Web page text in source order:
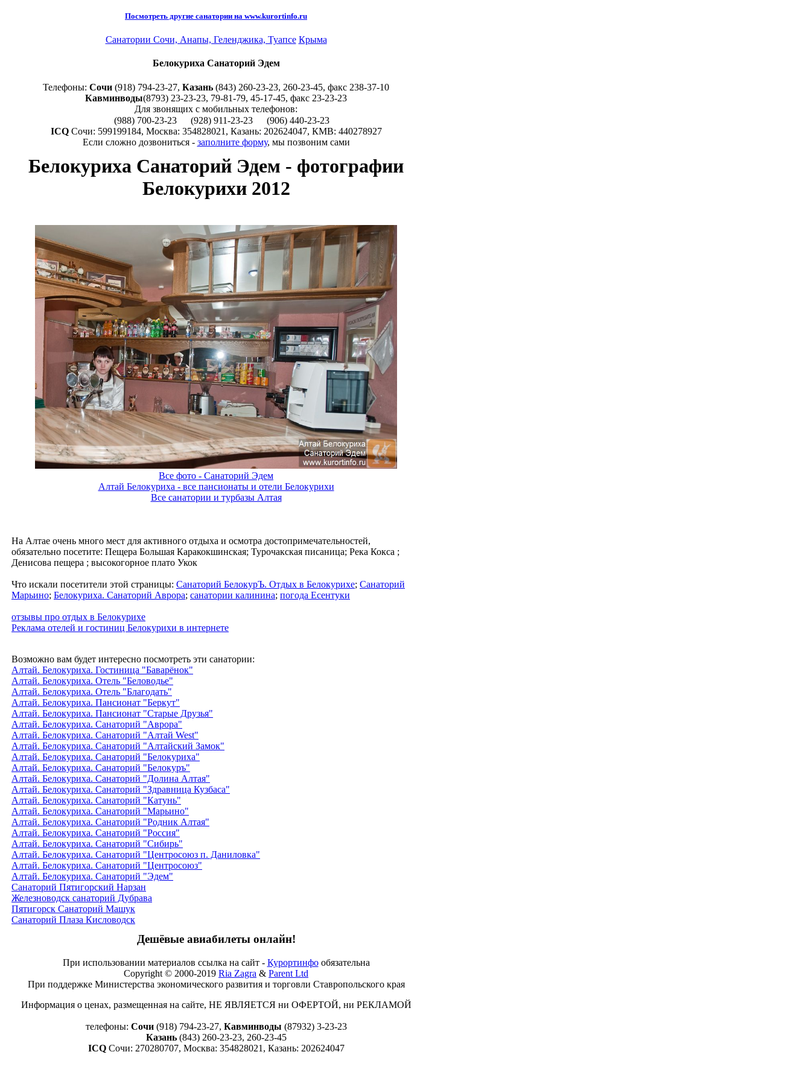
Посмотреть другие санатории на www.kurortinfo.ru
Санатории Сочи, Анапы, Геленджика, Туапсе Крыма
Белокуриха Санаторий Эдем
Телефоны: Сочи (918) 794-23-27, Казань (843) 260-23-23, 260-23-45, факс 238-37-10
Кавминводы(8793) 23-23-23, 79-81-79, 45-17-45, факс 23-23-23
Для звонящих с мобильных телефонов:
(988) 700-23-23
(928) 911-23-23
(906) 440-23-23
ICQСочи: 599199184, Москва: 354828021, Казань: 202624047, КМВ: 440278927
Если сложно дозвониться - заполните форму, мы позвоним сами
Белокуриха Санаторий Эдем - фотографии
Белокурихи 2012
Все фото - Санаторий Эдем
Алтай Белокуриха - все пансионаты и отели Белокурихи
Все санатории и турбазы Алтая
На Алтае очень много мест для активного отдыха и осмотра достопримечательностей,
обязательно посетите: Пещера Большая Каракокшинская; Турочакская писаница; Река Кокса ;
Денисова пещера ; высокогорное плато Укок
Что искали посетители этой страницы: Санаторий БелокурЪ. Отдых в Белокурихе; Санаторий
Марьино; Белокуриха. Санаторий Аврора; санатории калинина; погода Есентуки
отзывы про отдых в Белокурихе
Реклама отелей и гостиниц Белокурихи в интернете
Возможно вам будет интересно посмотреть эти санатории:
Алтай. Белокуриха. Гостиница "Баварёнок"
Алтай. Белокуриха. Отель "Беловодье"
Алтай. Белокуриха. Отель "Благодать"
Алтай. Белокуриха. Пансионат "Беркут"
Алтай. Белокуриха. Пансионат "Старые Друзья"
Алтай. Белокуриха. Санаторий "Аврора"
Алтай. Белокуриха. Санаторий "Алтай West"
Алтай. Белокуриха. Санаторий "Алтайский Замок"
Алтай. Белокуриха. Санаторий "Белокуриха"
Алтай. Белокуриха. Санаторий "Белокуръ"
Алтай. Белокуриха. Санаторий "Долина Алтая"
Алтай. Белокуриха. Санаторий "Здравница Кузбаса"
Алтай. Белокуриха. Санаторий "Катунь"
Алтай. Белокуриха. Санаторий "Марьино"
Алтай. Белокуриха. Санаторий "Родник Алтая"
Алтай. Белокуриха. Санаторий "Россия"
Алтай. Белокуриха. Санаторий "Сибирь"
Алтай. Белокуриха. Санаторий "Центросоюз п. Даниловка"
Алтай. Белокуриха. Санаторий "Центросоюз"
Алтай. Белокуриха. Санаторий "Эдем"
Санаторий Пятигорский Нарзан
Железноводск санаторий Дубрава
Пятигорск Санаторий Машук
Санаторий Плаза Кисловодск
Дешёвые авиабилеты онлайн!
При использовании материалов ссылка на сайт - Курортинфообязательна
Copyright © 2000-2019 Ria Zagra & Parent Ltd
При поддержке Министерства экономического развития и торговли Ставропольского края
Информация о ценах, размещенная на сайте, НЕ ЯВЛЯЕТСЯ ни ОФЕРТОЙ, ни РЕКЛАМОЙ
телефоны: Сочи(918) 794-23-27, Кавминводы (87932) 3-23-23
Казань(843) 260-23-23, 260-23-45
ICQСочи: 270280707, Москва: 354828021, Казань: 202624047